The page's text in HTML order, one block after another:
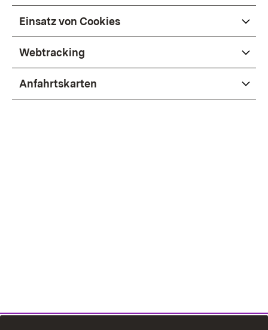
Ein­satz von Coo­kies
Web­tracking
An­fahrts­kar­ten